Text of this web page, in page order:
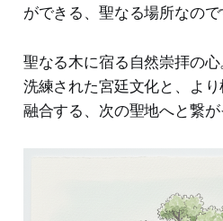
ができる、聖なる場所なので
聖なる木に宿る自然崇拝の
洗練された宮廷文化と、よ
融合する、次の聖地へと繋が